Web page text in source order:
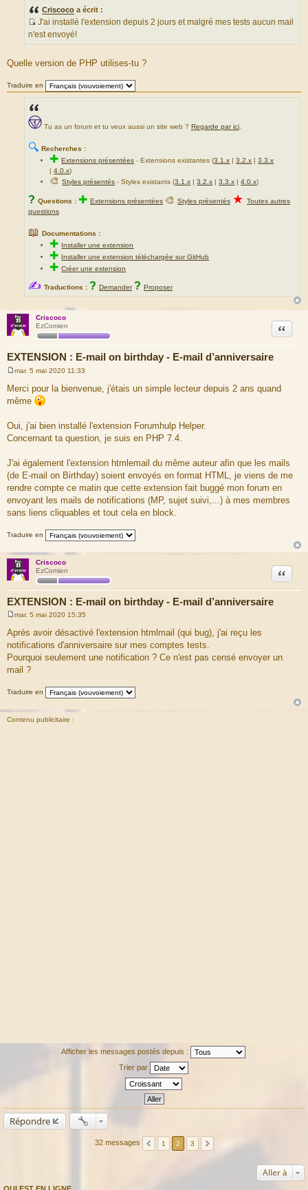
g
e
d
u
m
s
g
e
Criscoco a écrit :
S
r
e
d
u
m
s
e
J'ai installé l'extension depuis 2 jours et malgré mes tests aucun mail
n'est envoyé!
Quelle version de PHP utilises-tu ?
Traduire en
Tu as un forum et tu veux aussi un site web ? Regarde par ici.
🔍 Recherches :
✚Extensions présentées -Extensions existantes (3.1.x |3.2.x |3.3.x
|4.0.x)
🎨Styles présentés - Styles existants (3.1.x |3.2.x |3.3.x |4.0.x)
? Questions : ✚ Extensions présentées 🎨 Styles présentés ★ Toutes autres
questions
📖 Documentations :
✚ Installer une extension
✚ Installer une extension téléchargée sur GitHub
✚Créer une extension
✍ Traductions : ? Demander ? Proposer
Criscoco
EzComien
EXTENSION : E-mail on birthday - E-mail d’anniversaire
Citation
s
s
e
mar. 5 mai 2020 11:33
Merci pour la bienvenue, j'étais un simple lecteur depuis 2 ans quand
même
Oui, j'ai bien installé l'extension Forumhulp Helper.
Concernant ta question, je suis en PHP 7.4.
J'ai également l'extension htmlemail du même auteur afin que les mails
(de E-mail on Birthday) soient envoyés en format HTML, je viens de me
rendre compte ce matin que cette extension fait buggé mon forum en
envoyant les mails de notifications (MP, sujet suivi,...) à mes membres
sans liens cliquables et tout cela en block.
Traduire en
Criscoco
EzComien
EXTENSION : E-mail on birthday - E-mail d’anniversaire
Citation
s
s
g
e
mar. 5 mai 2020 15:35
Après avoir désactivé l'extension htmlmail (qui bug), j'ai reçu les
notifications d'anniversaire sur mes comptes tests.
Pourquoi seulement une notification ? Ce n'est pas censé envoyer un
mail ?
Traduire en
Contenu publicitaire :
Afficher les messages postés depuis :
Trier par
Répondre
32 messages 1 2 3
Aller à